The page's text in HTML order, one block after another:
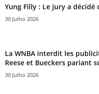
Yung Filly : Le jury a décidé
30 Julho 2026
La WNBA interdit les
Reese et Bueckers pariant
30 Julho 2026